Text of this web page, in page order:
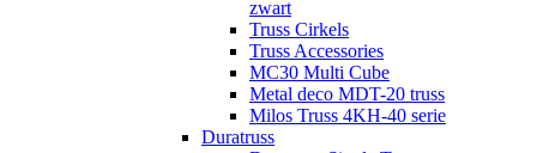
zwart
Truss Cirkels
Truss Accessories
MC30 Multi Cube
Metal deco MDT-20 truss
Milos Truss 4KH-40 serie
Duratruss